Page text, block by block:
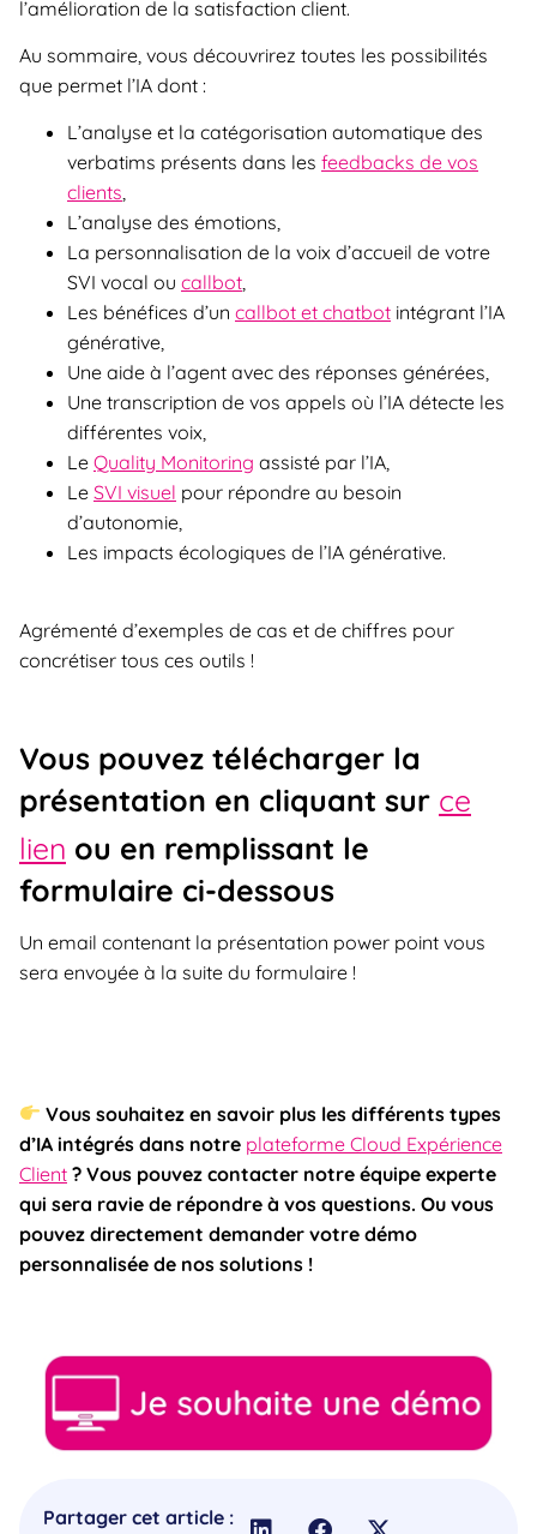
l’amélioration de la satisfaction client.
Au sommaire, vous découvrirez toutes les possibilités
que permet l’IA dont :
L’analyse et la catégorisation automatique des
verbatims présents dans les feedbacks de vos
clients,
L’analyse des émotions,
La personnalisation de la voix d’accueil de votre
SVI vocal ou callbot,
Les bénéfices d’un callbot et chatbot intégrant l’IA
générative,
Une aide à l’agent avec des réponses générées,
Une transcription de vos appels où l’IA détecte les
différentes voix,
Le Quality Monitoring assisté par l’IA,
Le SVI visuel pour répondre au besoin
d’autonomie,
Les impacts écologiques de l’IA générative.
Agrémenté d’exemples de cas et de chiffres pour
concrétiser tous ces outils !
Vous pouvez télécharger la
présentation en cliquant sur ce
lien ou en remplissant le
formulaire ci-dessous
Un email contenant la présentation power point vous
sera envoyée à la suite du formulaire !
Vous souhaitez en savoir plus les différents types
d’IA intégrés dans notre plateforme Cloud Expérience
Client ? Vous pouvez contacter notre équipe experte
qui sera ravie de répondre à vos questions. Ou vous
pouvez directement demander votre démo
personnalisée de nos solutions !
Partager cet article :